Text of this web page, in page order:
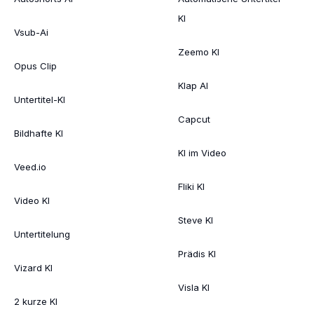
Vsub-Ai
Opus Clip
Untertitel-KI
Bildhafte KI
Veed.io
Video KI
Untertitelung
Vizard KI
2 kurze KI
KI
Zeemo KI
Klap AI
Capcut
KI im Video
Fliki KI
Steve KI
Prädis KI
Visla KI